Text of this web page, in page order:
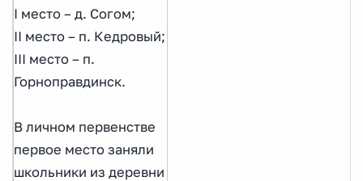
I место – д. Согом;
II место – п. Кедровый;
III место – п.
Горноправдинск.
В личном первенстве
первое место заняли
школьники из деревни